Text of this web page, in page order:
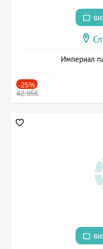
Империал
-25%
42.95€